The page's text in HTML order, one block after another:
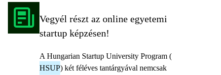
Vegyél részt az online egyetemi
startup képzésen!
A Hungarian Startup University Program (
HSUP) két féléves tantárgyával nemcsak